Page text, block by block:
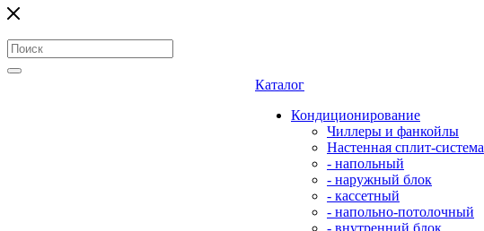
Каталог
Кондиционирование
Чиллеры и фанкойлы
Настенная сплит-система
- напольный
- наружный блок
- кассетный
- напольно-потолочный
- внутренний блок